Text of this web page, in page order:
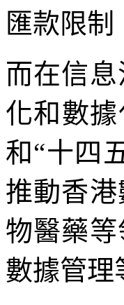
匯款限
而在信
化和數
和“十四
推動香
物醫藥
數據管理